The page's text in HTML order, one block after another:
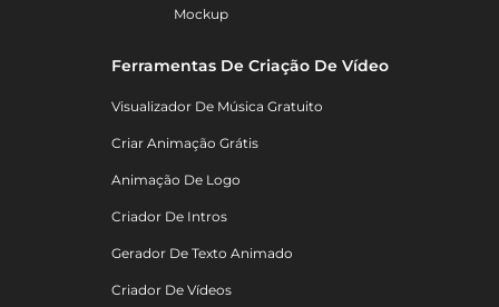
Mockup
Ferramentas De Criação De Vídeo
Visualizador De Música Gratuito
Criar Animação Grátis
Animação De Logo
Criador De Intros
Gerador De Texto Animado
Criador De Vídeos